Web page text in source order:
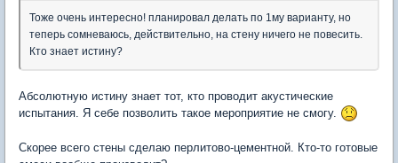
Тоже очень интересно! планировал делать по 1му варианту, но
теперь сомневаюсь, действительно, на стену ничего не повесить.
Кто знает истину?
Абсолютную истину знает тот, кто проводит акустические
испытания. Я себе позволить такое мероприятие не смогу.
Скорее всего стены сделаю перлитово-цементной. Кто-то готовые